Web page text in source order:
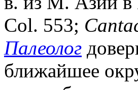
Col. 553;
Палеолог
ближайшее